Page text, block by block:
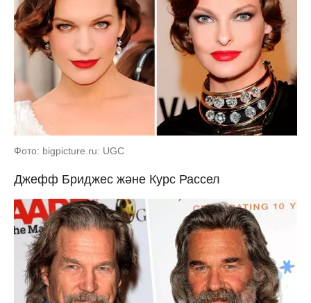
Фото: bigpicture.ru: UGC
Джефф Бриджес және Курс Рассел